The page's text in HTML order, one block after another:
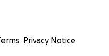
Privacy Notice